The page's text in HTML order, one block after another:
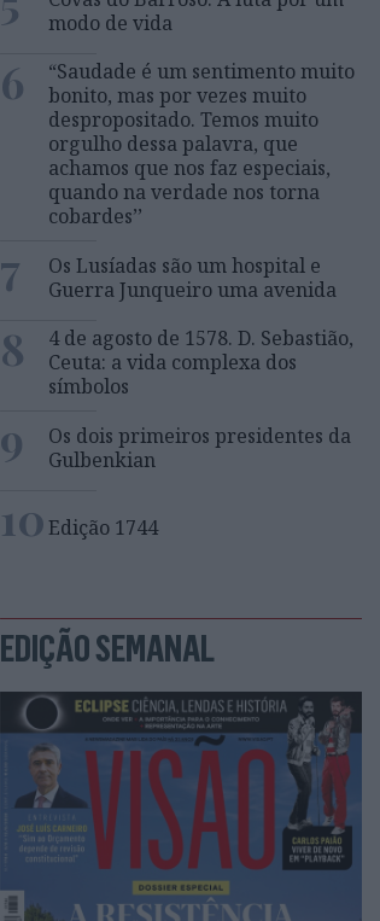
modo de vida
6
“Saudade é um sentimento muito
bonito, mas por vezes muito
despropositado. Temos muito
orgulho dessa palavra, que
achamos que nos faz especiais,
quando na verdade nos torna
cobardes’’
7
Os Lusíadas são um hospital e
Guerra Junqueiro uma avenida
8
4 de agosto de 1578. D. Sebastião,
Ceuta: a vida complexa dos
símbolos
9
Os dois primeiros presidentes da
Gulbenkian
10Edição 1744
EDIÇÃO SEMANAL